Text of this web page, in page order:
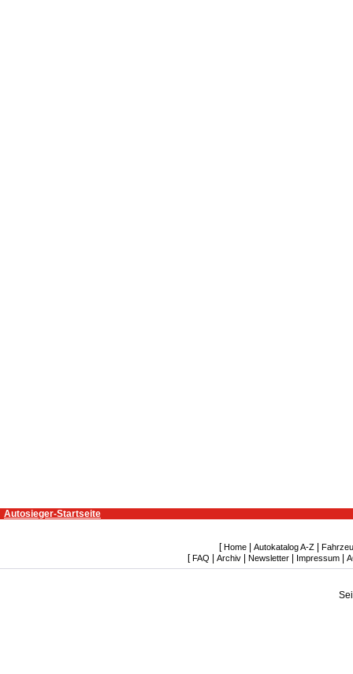
Autosieger-Startseite
[ Home Autokatalog A-Z
[ FAQ Archiv| Newsletter| Impressum|